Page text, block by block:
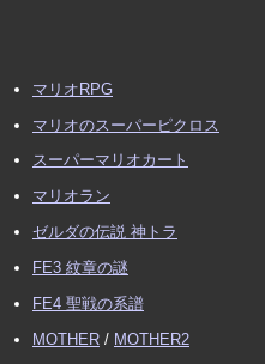
マリオRPG
マリオのスーパーピクロス
スーパーマリオカート
マリオラン
ゼルダの伝説 神トラ
FE3 紋章の謎
FE4 聖戦の系譜
MOTHER / MOTHER2